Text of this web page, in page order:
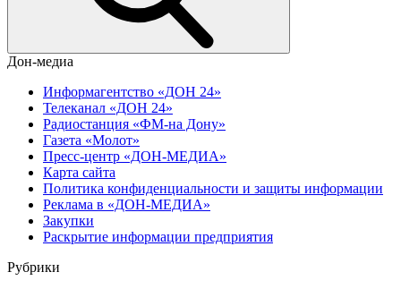
Дон-медиа
Информагентство «ДОН 24»
Телеканал «ДОН 24»
Радиостанция «ФМ-на Дону»
Газета «Молот»
Пресс-центр «ДОН-МЕДИА»
Карта сайта
Политика конфиденциальности и защиты информации
Реклама в «ДОН-МЕДИА»
Закупки
Раскрытие информации предприятия
Рубрики